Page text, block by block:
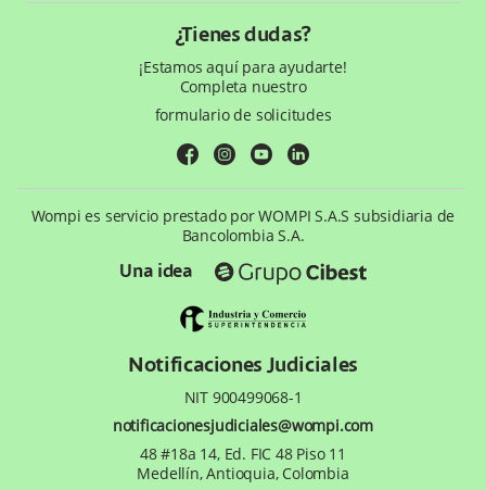
Política de privacidad
Tratamiento de datos personales
Preguntas frecuentes¿Tienes dudas?
¡Estamos aquí para ayudarte!
Completa nuestro
formulario de solicitudes
facebook instagram youtube linkedin
Wompi es servicio prestado por WOMPI S.A.S subsidiaria de
Bancolombia S.A.
Una idea
Notificaciones Judiciales
NIT 900499068-1
notificacionesjudiciales@wompi.com
48 #18a 14, Ed. FIC 48 Piso 11
Medellín, Antioquia, Colombia